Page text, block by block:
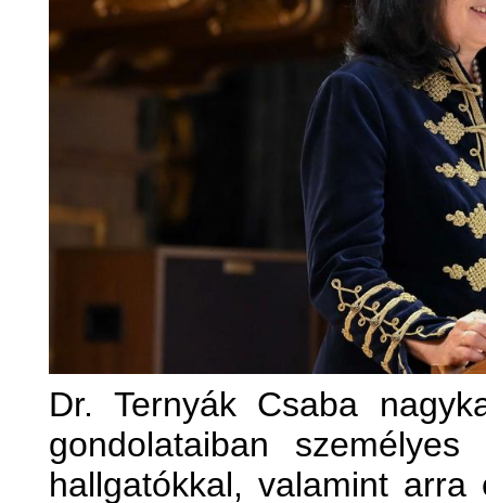
Dr. Ternyák Csaba
gondolataiban
hallgatókkal, valamint